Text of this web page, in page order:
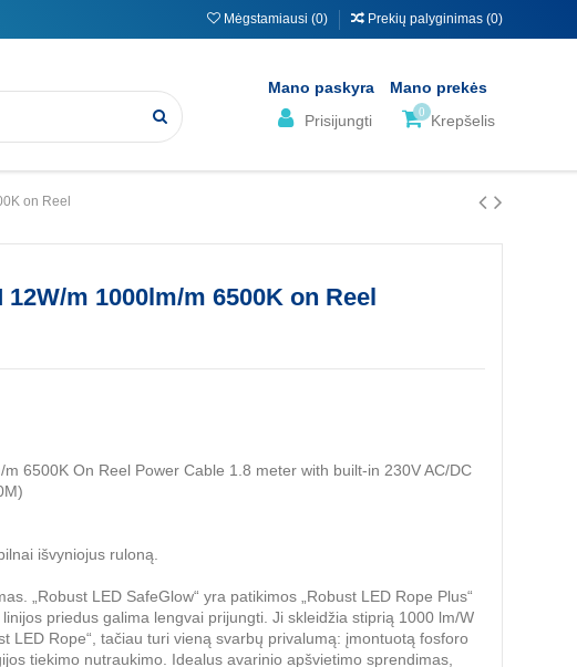
Mėgstamiausi (0) Prekių palyginimas (0)
Mano paskyra
Prisijungti
Mano prekės
0Krepšelis
on Reel
m 1000lm/m 6500K on Reel
6500K On Reel Power Cable 1.8 meter with built-in 230V AC/DC
išvyniojus ruloną.
„Robust LED SafeGlow“ yra patikimos „Robust LED Rope Plus“
priedus galima lengvai prijungti. Ji skleidžia stiprią 1000 lm/W
LED Rope“, tačiau turi vieną svarbų privalumą: įmontuotą fosforo
tiekimo nutraukimo. Idealus avarinio apšvietimo sprendimas,